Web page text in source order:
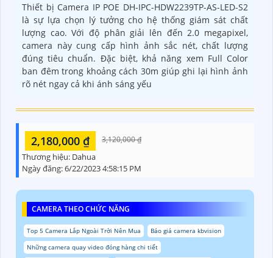
Thiết bị Camera IP POE DH-IPC-HDW2239TP-AS-LED-S2
là sự lựa chọn lý tưởng cho hệ thống giám sát chất
lượng cao. Với độ phân giải lên đến 2.0 megapixel,
camera này cung cấp hình ảnh sắc nét, chất lượng
đúng tiêu chuẩn. Đặc biệt, khả năng xem Full Color
ban đêm trong khoảng cách 30m giúp ghi lại hình ảnh
rõ nét ngay cả khi ánh sáng yếu
2,180,000 ₫ 3,120,000 ₫
Thương hiệu: Dahua
Ngày đăng:6/22/2023 4:58:15 PM
CAMERA THEO CHỨC NĂNG
Top 5 Camera Lắp Ngoài Trời Nên Mua
Báo giá camera kbvision
Những camera quay video đóng hàng chi tiết